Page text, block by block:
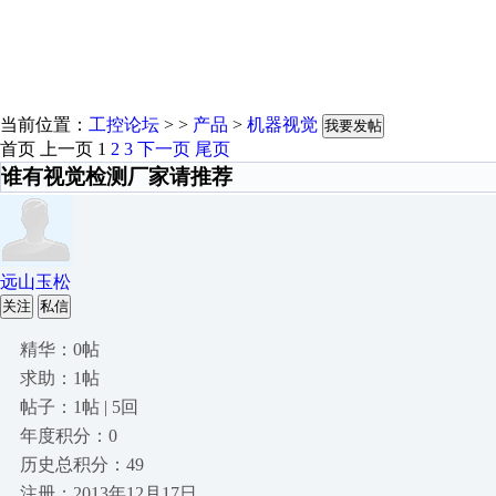
当前位置： 工控论坛 > > 产品 > 机器视觉 我要发帖
首页 上一页 1 2 3 下一页 尾页
谁有视觉检测厂家请推荐
远山玉松
关注 私信
精华：0帖
求助：1帖
帖子：1帖 | 5回
年度积分：0
历史总积分：49